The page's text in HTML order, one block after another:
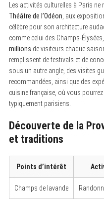
Les activités culturelles à Paris
Théâtre de l’Odéon , aux
célèbre pour son architecture
comme celui des Champs-
millions de visiteurs chaque
remplissent de festivals et de
sous un autre angle, des visites
recommandées, ainsi que des
cuisine française, où vous
typiquement parisiens.
Découverte de la
et traditions
Points d’intérêt
Champs de lavande